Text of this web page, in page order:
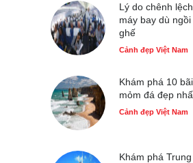
Cảnh đẹp Việt Nam
Những món ăn
dân dã ở Sài
Lý do chênh
máy bay dù
ghế
Cảnh đẹp Việt Nam
Khám phá 10
mỏm đá đẹp
Cảnh đẹp Việt Nam
Khám phá